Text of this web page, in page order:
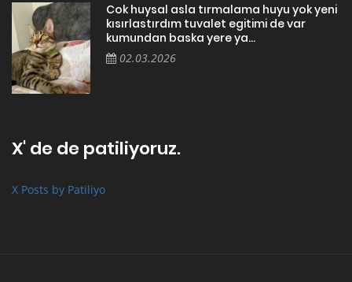
Cok huysal asla tırmalama huyu yok yeni
kısırlastırdım tuvalet egitimi de var
kumundan baska yere ya...
02.03.2026
X' de de patiliyoruz.
X Posts by Patiliyo